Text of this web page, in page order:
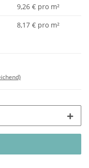
9,26 € pro m²
8,17 € pro m²